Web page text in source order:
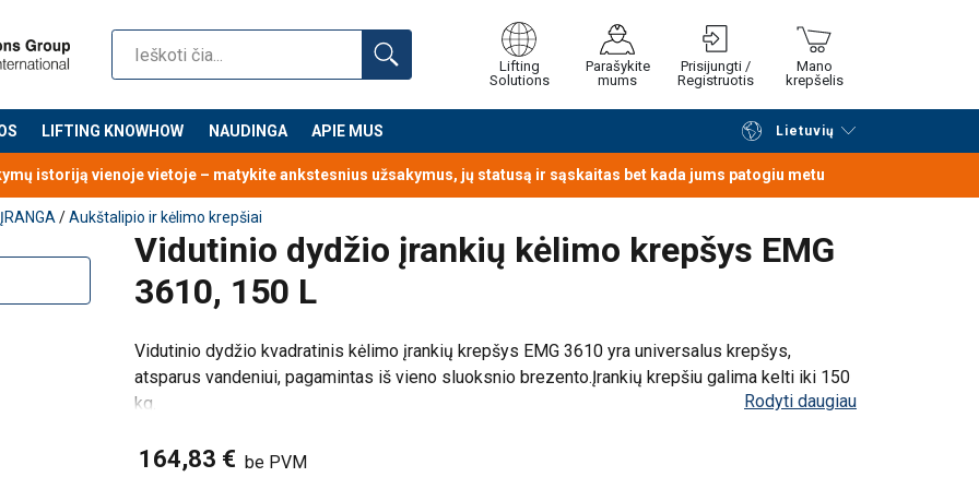
Lifting
Solutions
Parašykite
mums
Prisijungti /
Registruotis
Mano
krepšelis
LIFTING KNOWHOW NAUDINGA APIE MUS Lietuvių
Tęsti naršymą Tęsti pirkimą
istoriją vienoje vietoje – matykite ankstesnius užsakymus, jų statusą ir sąskaitas bet kada jums patogiu metu
/Aukštalipio ir kėlimo krepšiai
Vidutinio dydžio įrankių kėlimo krepšys EMG
3610, 150 L
Vidutinio dydžio kvadratinis kėlimo įrankių krepšys EMG 3610 yra universalus krepšys,
atsparus vandeniui, pagamintas iš vieno sluoksnio brezento.Įrankių krepšiu galima kelti iki 150
kg.
Rodyti daugiau
164,83 € be PVM
ir saugiai užsegtį krepšį.
dugną, kad būtų stabilus ir optimalus svorio paskirstymas.
kad būtų lengviau naudoti.
formą ir prailgintų tarnavimo laiką.